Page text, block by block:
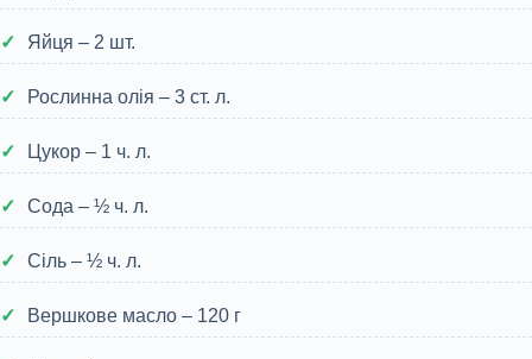
Яйця – 2 шт.
Рослинна олія – 3 ст. л.
Цукор – 1 ч. л.
Сода – ½ ч. л.
Сіль – ½ ч. л.
Вершкове масло – 120 г